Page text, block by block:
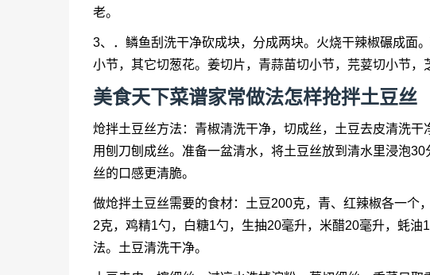
老。
3、．鳞鱼刮洗干净砍成块，分成两块。火烧干辣椒碾成面
小节，其它切葱花。姜切片，青蒜苗切小节，芫荽切小节，
美食天下菜谱家常做法怎样抢拌土豆丝
炝拌土豆丝方法：青椒清洗干净，切成丝，土豆去皮清洗
用刨刀刨成丝。准备一盆清水，将土豆丝放到清水里浸泡
丝的口感更清脆。
做炝拌土豆丝需要的食材：土豆200克，青、红辣椒各一个
2克，鸡精1勺，白糖1勺，生抽20毫升，米醋20毫升，蚝
法。土豆清洗干净。